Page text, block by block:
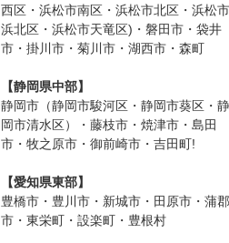
西区・浜松市南区・浜松市北区・浜松市
浜北区・浜松市天竜区)・磐田市・袋井
市・掛川市・菊川市・湖西市・森町
【静岡県中部】
静岡市（静岡市駿河区・静岡市葵区・静
岡市清水区）・藤枝市・焼津市・島田
市・牧之原市・御前崎市・吉田町!
【愛知県東部】
豊橋市・豊川市・新城市・田原市・蒲郡
市・東栄町・設楽町・豊根村